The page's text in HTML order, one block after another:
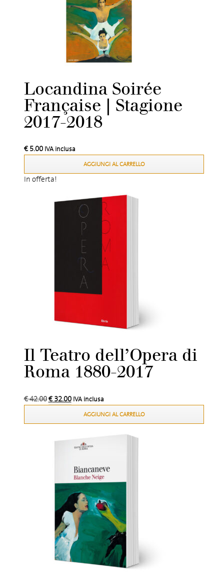
Locandina Soirée
Française | Stagione
2017-2018
€5.00 IVA inclusa
AGGIUNGI AL CARRELLO
In offerta!
Il Teatro dell’Opera di
Roma 1880-2017
€42.00€32.00 IVA inclusa
AGGIUNGI AL CARRELLO